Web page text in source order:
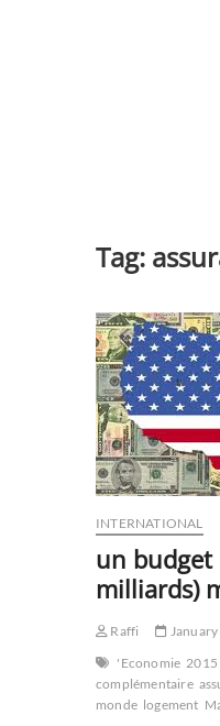
Tag:
INTERNATIONAL
un budget
milliards)
Raffi
'Economie 2015
complémentaire
monde logement